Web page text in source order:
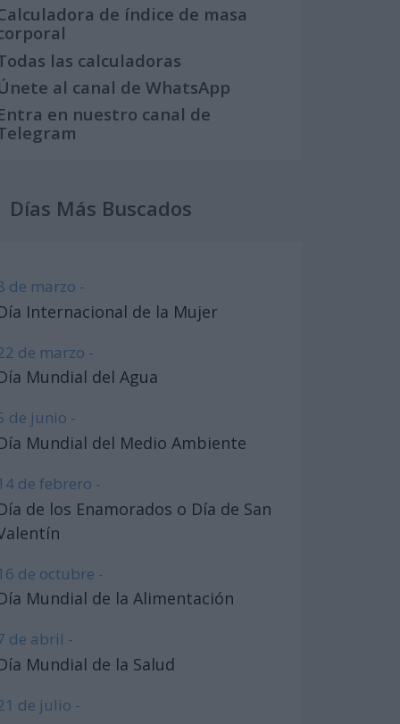
de índice de masa
las calculadoras
al canal de WhatsApp
en nuestro canal de
Días Más Buscados
de marzo -
Internacional de la Mujer
de marzo -
Mundial del Agua
de junio -
Mundial del Medio Ambiente
de febrero -
de los Enamorados o Día de San
de octubre -
Mundial de la Alimentación
de abril -
Mundial de la Salud
de julio -